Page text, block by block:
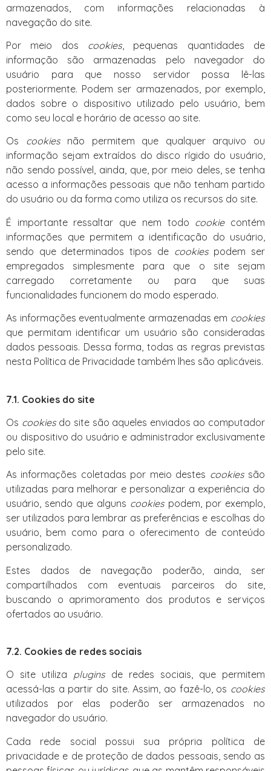
armazenados, com informações relacionadas à
navegação do site.
Por meio dos cookies , pequenas quantidades de
informação são armazenadas pelo navegador do
usuário para que nosso servidor possa lê-las
posteriormente. Podem ser armazenados, por exemplo,
dados sobre o dispositivo utilizado pelo usuário, bem
como seu local e horário de acesso ao site.
Os cookiesnão permitem que qualquer arquivo ou
informação sejam extraídos do disco rígido do usuário,
não sendo possível, ainda, que, por meio deles, se tenha
acesso a informações pessoais que não tenham partido
do usuário ou da forma como utiliza os recursos do site.
É importante ressaltar que nem todo cookiecontém
informações que permitem a identificação do usuário,
sendo que determinados tipos de cookiespodem ser
empregados simplesmente para que o site sejam
carregado corretamente ou para que suas
funcionalidades funcionem do modo esperado.
As informações eventualmente armazenadas em cookies
que permitam identificar um usuário são consideradas
dados pessoais. Dessa forma, todas as regras previstas
nesta Política de Privacidade também lhes são aplicáveis.
7.1. Cookies do site
Os cookiesdo site são aqueles enviados ao computador
ou dispositivo do usuário e administrador exclusivamente
pelo site.
As informações coletadas por meio destes cookiessão
utilizadas para melhorar e personalizar a experiência do
usuário, sendo que alguns cookies podem, por exemplo,
ser utilizados para lembrar as preferências e escolhas do
usuário, bem como para o oferecimento de conteúdo
personalizado.
Estes dados de navegação poderão, ainda, ser
compartilhados com eventuais parceiros do site,
buscando o aprimoramento dos produtos e serviços
ofertados ao usuário.
7.2. Cookies de redes sociais
O site utiliza plugins de redes sociais, que permitem
acessá-las a partir do site. Assim, ao fazê-lo, os cookies
utilizados por elas poderão ser armazenados no
navegador do usuário.
Cada rede social possui sua própria política de
privacidade e de proteção de dados pessoais, sendo as